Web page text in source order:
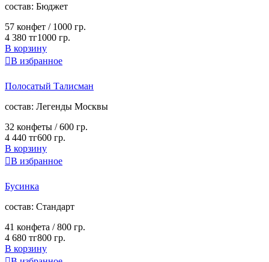
cостав: Бюджет
57 конфет / 1000 гр.
4 380 тг1000 гр.
В корзину
В избранное
Полосатый Талисман
cостав: Легенды Москвы
32 конфеты /600 гр.
4 440 тг600 гр.
В корзину
В избранное
Бусинка
cостав: Стандарт
41 конфета /800 гр.
4 680 тг800 гр.
В корзину